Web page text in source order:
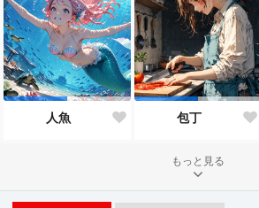
人魚 包丁
もっと見る